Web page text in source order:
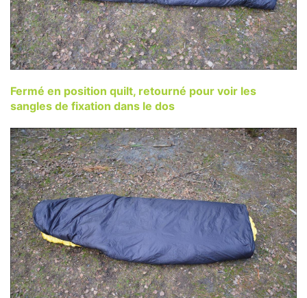
Fermé en position quilt, retourné pour voir les
sangles de fixation dans le dos